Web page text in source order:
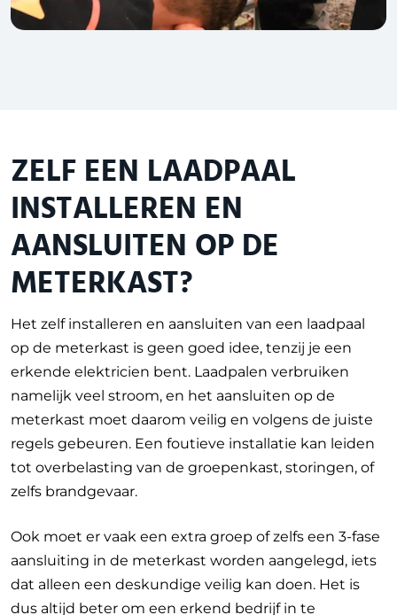
ZELF EEN LAADPAAL
INSTALLEREN EN
AANSLUITEN OP DE
METERKAST?
Het zelf installeren en aansluiten van een laadpaal
op de meterkast is geen goed idee, tenzij je een
erkende elektricien bent. Laadpalen verbruiken
namelijk veel stroom, en het aansluiten op de
meterkast moet daarom veilig en volgens de juiste
regels gebeuren. Een foutieve installatie kan leiden
tot overbelasting van de groepenkast, storingen, of
zelfs brandgevaar.
Ook moet er vaak een extra groep of zelfs een 3-fase
aansluiting in de meterkast worden aangelegd, iets
dat alleen een deskundige veilig kan doen. Het is
dus altijd beter om een erkend bedrijf in te